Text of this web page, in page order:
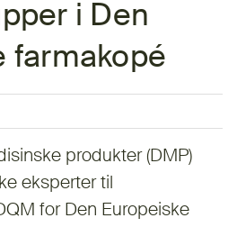
i Den
farmakopé
produkter (DMP)
eksperter til
for Den Europeiske